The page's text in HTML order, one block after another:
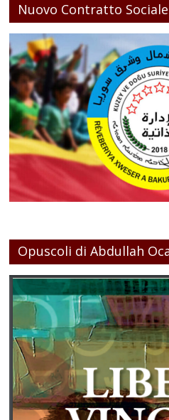
Nuovo Contratto
Opuscoli di Abdullah